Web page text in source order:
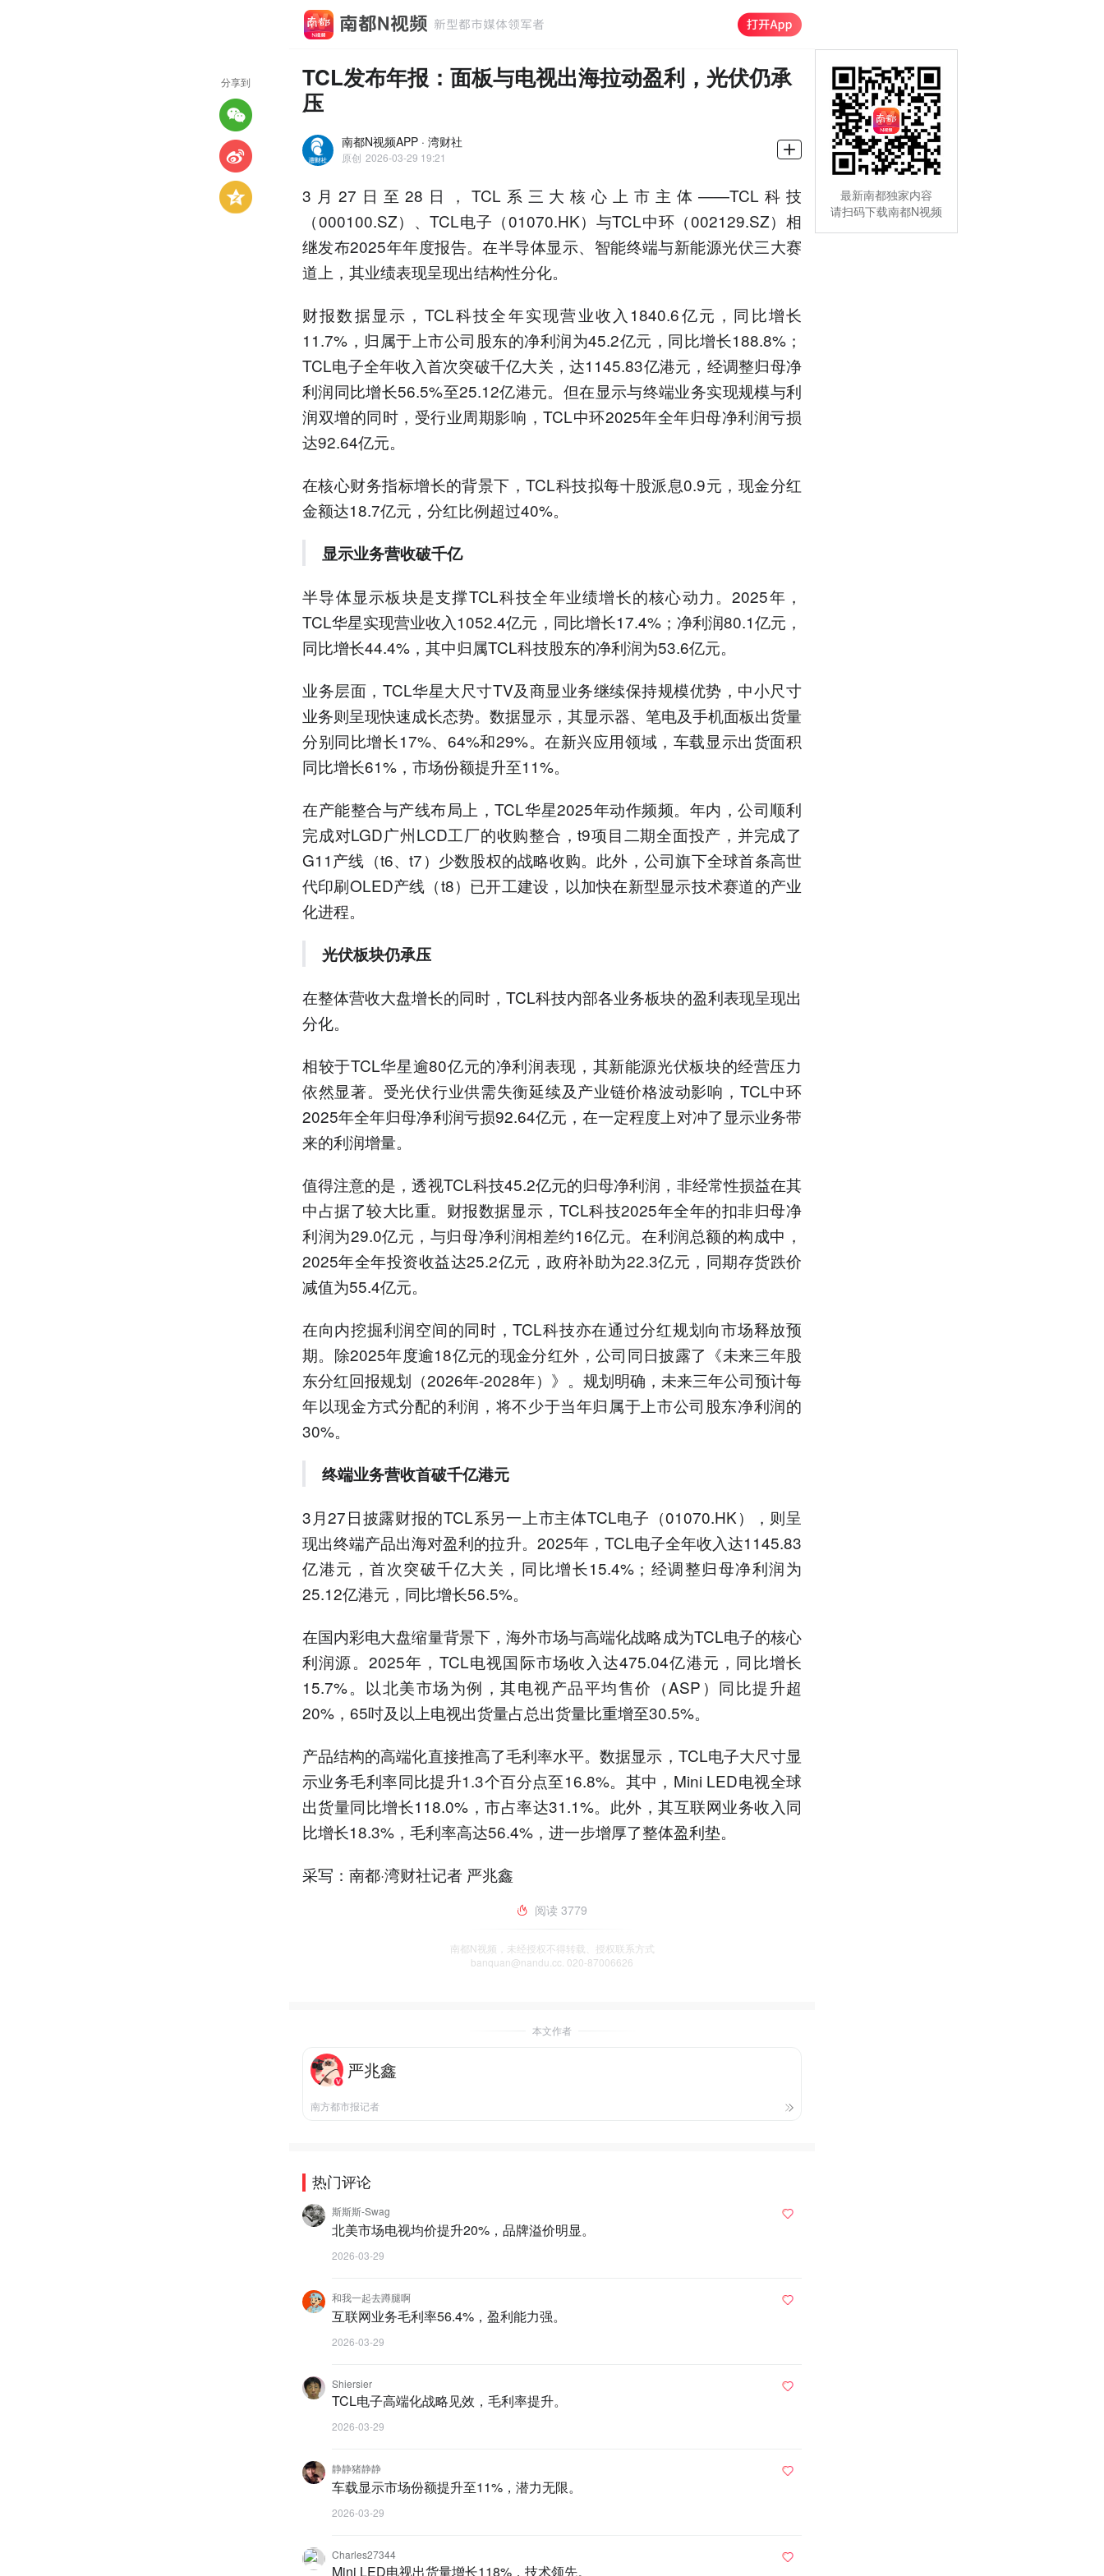
TCL发布年报：面板与电视出海拉动盈利，光伏仍承
压
南都N视频APP · 湾财社
原创 2026-03-29 19:21
3月27日至28日，TCL系三大核心上市主体——TCL科技
（000100.SZ）、TCL电子（01070.HK）与TCL中环（002129.SZ）相
继发布2025年年度报告。在半导体显示、智能终端与新能源光伏三大赛
道上，其业绩表现呈现出结构性分化。
财报数据显示，TCL科技全年实现营业收入1840.6亿元，同比增长
11.7%，归属于上市公司股东的净利润为45.2亿元，同比增长188.8%；
TCL电子全年收入首次突破千亿大关，达1145.83亿港元，经调整归母净
利润同比增长56.5%至25.12亿港元。但在显示与终端业务实现规模与利
润双增的同时，受行业周期影响，TCL中环2025年全年归母净利润亏损
达92.64亿元。
在核心财务指标增长的背景下，TCL科技拟每十股派息0.9元，现金分红
金额达18.7亿元，分红比例超过40%。
显示业务营收破千亿
半导体显示板块是支撑TCL科技全年业绩增长的核心动力。2025年，
TCL华星实现营业收入1052.4亿元，同比增长17.4%；净利润80.1亿元，
同比增长44.4%，其中归属TCL科技股东的净利润为53.6亿元。
业务层面，TCL华星大尺寸TV及商显业务继续保持规模优势，中小尺寸
业务则呈现快速成长态势。数据显示，其显示器、笔电及手机面板出货量
分别同比增长17%、64%和29%。在新兴应用领域，车载显示出货面积
同比增长61%，市场份额提升至11%。
在产能整合与产线布局上，TCL华星2025年动作频频。年内，公司顺利
完成对LGD广州LCD工厂的收购整合，t9项目二期全面投产，并完成了
G11产线（t6、t7）少数股权的战略收购。此外，公司旗下全球首条高世
代印刷OLED产线（t8）已开工建设，以加快在新型显示技术赛道的产业
化进程。
光伏板块仍承压
在整体营收大盘增长的同时，TCL科技内部各业务板块的盈利表现呈现出
分化。
相较于TCL华星逾80亿元的净利润表现，其新能源光伏板块的经营压力
依然显著。受光伏行业供需失衡延续及产业链价格波动影响，TCL中环
2025年全年归母净利润亏损92.64亿元，在一定程度上对冲了显示业务带
来的利润增量。
值得注意的是，透视TCL科技45.2亿元的归母净利润，非经常性损益在其
中占据了较大比重。财报数据显示，TCL科技2025年全年的扣非归母净
利润为29.0亿元，与归母净利润相差约16亿元。在利润总额的构成中，
2025年全年投资收益达25.2亿元，政府补助为22.3亿元，同期存货跌价
减值为55.4亿元。
在向内挖掘利润空间的同时，TCL科技亦在通过分红规划向市场释放预
期。除2025年度逾18亿元的现金分红外，公司同日披露了《未来三年股
东分红回报规划（2026年-2028年）》。规划明确，未来三年公司预计每
年以现金方式分配的利润，将不少于当年归属于上市公司股东净利润的
30%。
终端业务营收首破千亿港元
3月27日披露财报的TCL系另一上市主体TCL电子（01070.HK），则呈
现出终端产品出海对盈利的拉升。2025年，TCL电子全年收入达1145.83
亿港元，首次突破千亿大关，同比增长15.4%；经调整归母净利润为
25.12亿港元，同比增长56.5%。
在国内彩电大盘缩量背景下，海外市场与高端化战略成为TCL电子的核心
利润源。2025年，TCL电视国际市场收入达475.04亿港元，同比增长
15.7%。以北美市场为例，其电视产品平均售价（ASP）同比提升超
20%，65吋及以上电视出货量占总出货量比重增至30.5%。
产品结构的高端化直接推高了毛利率水平。数据显示，TCL电子大尺寸显
示业务毛利率同比提升1.3个百分点至16.8%。其中，Mini LED电视全球
出货量同比增长118.0%，市占率达31.1%。此外，其互联网业务收入同
比增长18.3%，毛利率高达56.4%，进一步增厚了整体盈利垫。
采写：南都·湾财社记者 严兆鑫
阅读 3779
南都N视频，未经授权不得转载、授权联系方式
banquan@nandu.cc. 020-87006626
本文作者
严兆鑫
南方都市报记者
热门评论
斯斯斯-Swag
北美市场电视均价提升20%，品牌溢价明显。
2026-03-29
和我一起去蹲腿啊
互联网业务毛利率56.4%，盈利能力强。
2026-03-29
Shiersier
TCL电子高端化战略见效，毛利率提升。
2026-03-29
静静猪静静
车载显示市场份额提升至11%，潜力无限。
2026-03-29
Charles27344
Mini LED电视出货量增长118%，技术领先。
分享到
最新南都独家内容
请扫码下载南都N视频